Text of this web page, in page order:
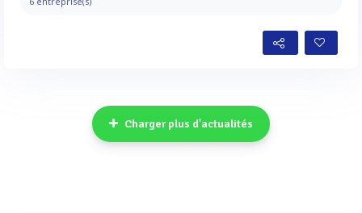
Charger plus d'actualités